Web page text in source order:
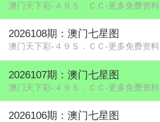
澳门天下彩-４９Ｓ．ＣＣ-更多免费资料
2026108期：澳门七星图
澳门天下彩-４９Ｓ．ＣＣ-更多免费资料
2026107期：澳门七星图
澳门天下彩-４９Ｓ．ＣＣ-更多免费资料
2026106期：澳门七星图